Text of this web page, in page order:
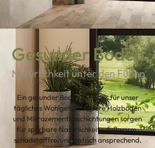
Gesunder Boden
Natürlichkeit unter den Füßen
Ein gesunder Boden die Basis für unser
tägliches Wohlgefühl. Unsere Holzböden
und Mikrozementbeschichtungen sorgen
für spürbare Natürlichkeit – fußwarm,
schadstofffrei und optisch ansprechend.